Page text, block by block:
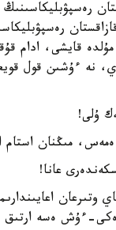
رەسپۋبليكاسىنىڭ
مۇلدە قايشى، ادام
نە ءۇشىن قول
ۇلى!
عانا!
وتىرعان
ەكى-ءۇش ەسە ارتىق